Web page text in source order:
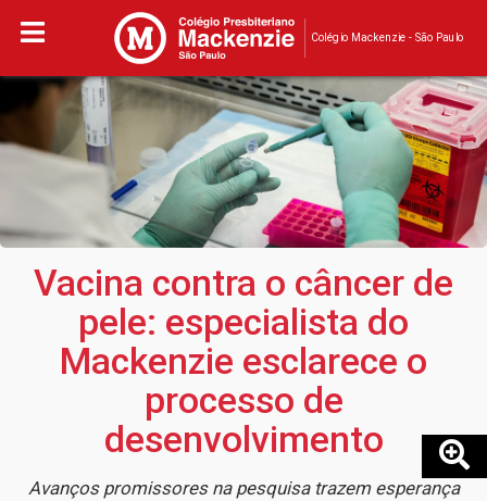
Colégio Mackenzie - São Paulo
Vacina contra o câncer de
pele: especialista do
Mackenzie esclarece o
processo de
desenvolvimento
Avanços promissores na pesquisa trazem esperança